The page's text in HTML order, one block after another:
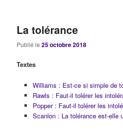
La tolérance
Publié le25 octobre 2018
Textes
Williams : Est-ce si simple de
Rawls : Faut-il tolérer les
Popper : Faut-il tolérer les
Scanlon : La tolérance est-elle